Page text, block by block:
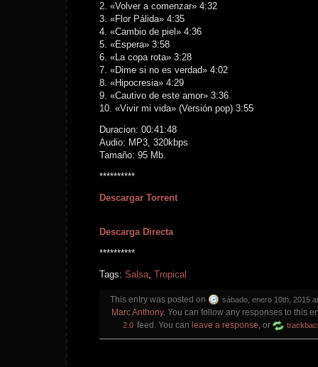
2. «Volver a comenzar» 4:32
3. «Flor Pálida» 4:35
4. «Cambio de piel» 4:36
5. «Espera» 3:58
6. «La copa rota» 3:28
7. «Dime si no es verdad» 4:02
8. «Hipocresia» 4:29
9. «Cautivo de este amor» 3:36
10. «Vivir mi vida» (Versión pop) 3:55
Duracion: 00:41:48
Audio: MP3, 320kbps
Tamaño: 95 Mb.
**********
Descargar Torrent
Descarga Directa
**********
Tags: Salsa, Tropical
This entry was posted on sábado, enero 10th, 2015
Marc Anthony. You can follow any responses to this
2.0 feed. You can leave a response, or